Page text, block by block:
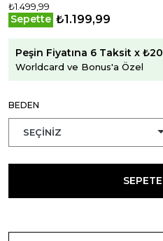
₺1.499,99
Sepette ₺1.199,99
Peşin Fiyatına 6 Taksit x
Worldcard ve Bonus'a Özel
BEDEN